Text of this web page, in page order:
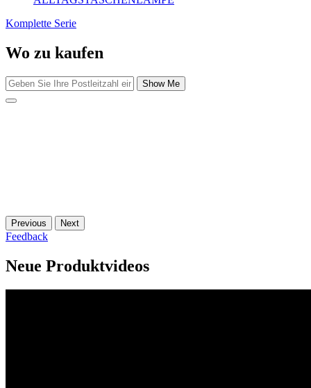
Komplette Serie
Wo zu kaufen
Show Me
Previous Next
Feedback
Neue Produktvideos